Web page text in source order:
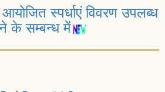
स्पर्धाएं विवरण उपलब्ध
के सम्बन्ध में